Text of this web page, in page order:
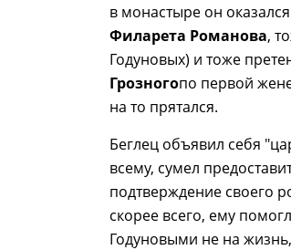
в монастыре он
Филарета Романова,
Годуновых) и тоже
Грозногопо первой
на то прятался.
Беглец объявил себя
всему, сумел
подтверждение своего
скорее всего, ему
Годуновыми не на